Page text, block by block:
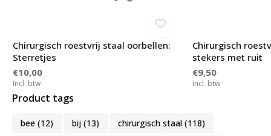
Chirurgisch roestvrij staal oorbellen:
Sterretjes
€10,00
Incl. btw
Chirurgisch
stekers met ruit
€9,50
Incl. btw
Product tags
bee (12) bij (13) chirurgisch staal (118)